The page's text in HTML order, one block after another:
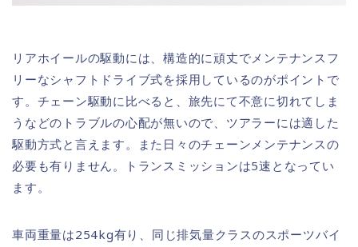
リアホイールの駆動には、構造的に頑丈でメンテナンスフ
リーなシャフトドライブ式を採用しているのがポイントで
す。チェーン駆動に比べると、旅先にて不意に切れてしま
うなどのトラブルの心配が無いので、ツアラーには適した
駆動方式と言えます。また日々のチェーンメンテナンスの
必要も有りません。トランスミッションは5速となってい
ます。
車両重量は254kg有り、同じ排気量クラスのスポーツバイ